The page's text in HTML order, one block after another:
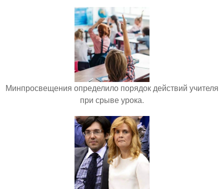
Минпросвещения определило порядок действий учителя
при срыве урока.